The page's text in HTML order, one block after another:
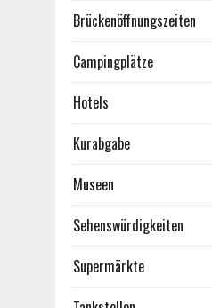
Brückenöffnungszeiten
Campingplätze
Hotels
Kurabgabe
Museen
Sehenswürdigkeiten
Supermärkte